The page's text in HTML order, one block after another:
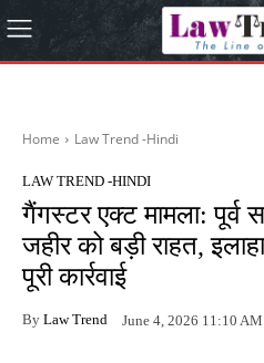
Home Law Trend -Hindi
LAW TREND -HINDI
गैंगस्टर एक्ट मामला: पूर्व
जहीर को बड़ी राहत,
पूरी कार्रवाई
By Law Trend June 4, 2026 11:10 AM